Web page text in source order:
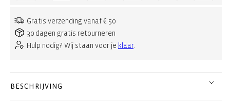
Gratis verzending vanaf € 50
30 dagen gratis retourneren
Hulp nodig? Wij staan voor je klaar.
BESCHRIJVING